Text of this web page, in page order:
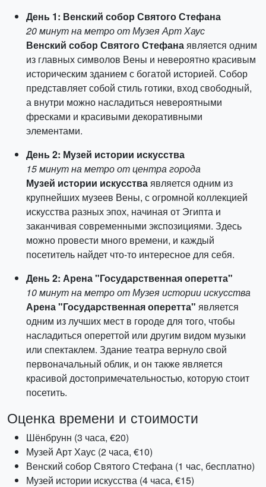
День 1: Венский собор Святого Стефана
20 минут на метро от Музея Арт Хаус
Венский собор Святого Стефанаявляется одним
из главных символов Вены и невероятно красивым
историческим зданием с богатой историей. Собор
представляет собой стиль готики, вход свободный,
а внутри можно насладиться невероятными
фресками и красивыми декоративными
элементами.
День 2: Музей истории искусства
15 минут на метро от центра города
Музей истории искусстваявляется одним из
крупнейших музеев Вены, с огромной коллекцией
искусства разных эпох, начиная от Эгипта и
заканчивая современными экспозициями. Здесь
можно провести много времени, и каждый
посетитель найдет что-то интересное для себя.
День 2: Арена "Государственная оперетта"
10 минут на метро от Музея истории искусства
Арена "Государственная оперетта" является
одним из лучших мест в городе для того, чтобы
насладиться опереттой или другим видом музыки
или спектаклем. Здание театра вернуло свой
первоначальный облик, и он также является
красивой достопримечательностью, которую стоит
посетить.
Оценка времени и стоимости
Шёнбрунн (3 часа, €20)
Музей Арт Хаус (2 часа, €10)
Венский собор Святого Стефана (1 час, бесплатно)
Музей истории искусства (4 часа, €15)